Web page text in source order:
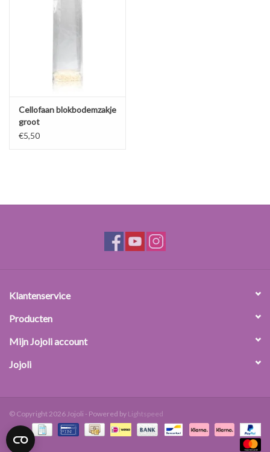
Cellofaan blokbodemzakje
groot
€5,50
Klantenservice
Producten
Mijn Jojoli account
Jojoli
© Copyright 2026 Jojoli - Powered by Lightspeed